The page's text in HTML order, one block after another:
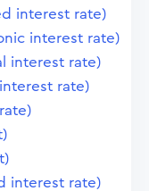
interest rate)
interest rate)
interest rate)
rate)
interest rate)